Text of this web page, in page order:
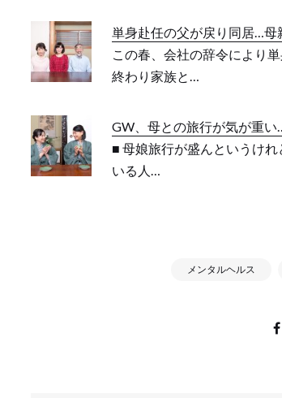
単身赴任の父が戻り同居…母
この春、会社の辞令により
終わり家族と…
GW、母との旅行が気が重
■ 母娘旅行が盛んというけ
いる人…
メンタルヘルス